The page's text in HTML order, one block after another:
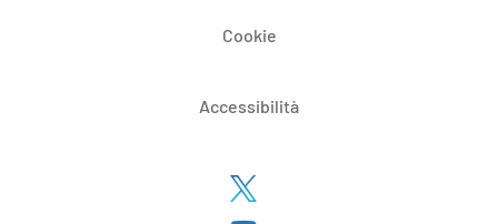
Cookie
Accessibilità